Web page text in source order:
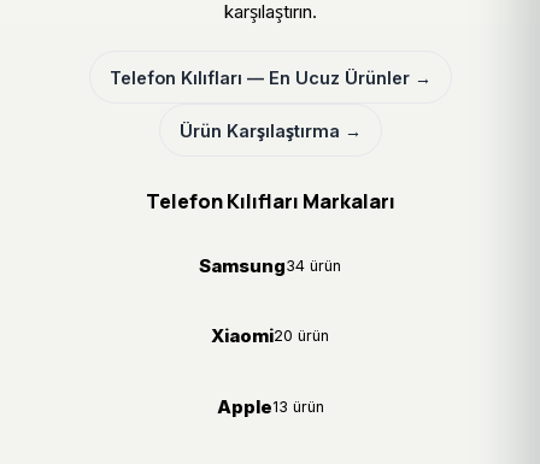
karşılaştırın.
Telefon Kılıfları — En Ucuz Ürünler →
Ürün Karşılaştırma →
Telefon Kılıfları Markaları
Samsung34 ürün
Xiaomi20 ürün
Apple13 ürün